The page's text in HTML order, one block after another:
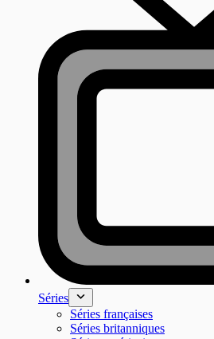
Séries
Séries françaises
Séries britanniques